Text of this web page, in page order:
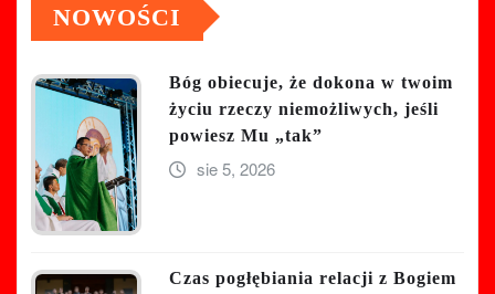
NOWOŚCI
Bóg obiecuje, że dokona w twoim
życiu rzeczy niemożliwych, jeśli
powiesz Mu „tak”
sie 5, 2026
Czas pogłębiania relacji z Bogiem